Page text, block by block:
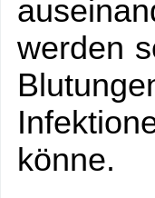
werden
könne.